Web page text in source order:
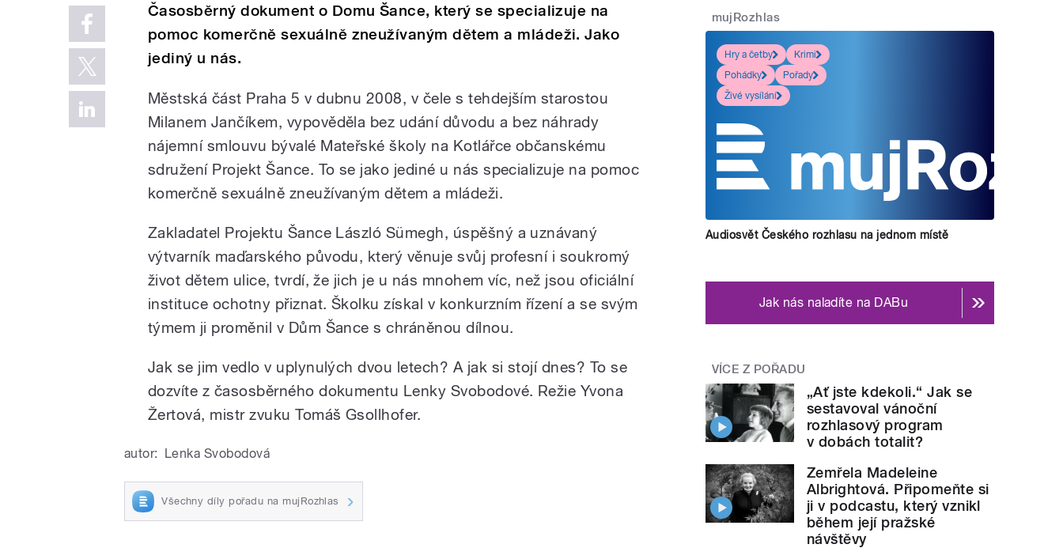
Časosběrný dokument o Domu Šance, který se specializuje na
pomoc komerčně sexuálně zneužívaným dětem a mládeži. Jako
jediný u nás.
Městská část Praha 5 v dubnu 2008, v čele s tehdejším starostou
Milanem Jančíkem, vypověděla bez udání důvodu a bez náhrady
nájemní smlouvu bývalé Mateřské školy na Kotlářce občanskému
sdružení Projekt Šance. To se jako jediné u nás specializuje na pomoc
komerčně sexuálně zneužívaným dětem a mládeži.
Zakladatel Projektu Šance László Sümegh, úspěšný a uznávaný
výtvarník maďarského původu, který věnuje svůj profesní i soukromý
život dětem ulice, tvrdí, že jich je u nás mnohem víc, než jsou oficiální
instituce ochotny přiznat. Školku získal v konkurzním řízení a se svým
týmem ji proměnil v Dům Šance s chráněnou dílnou.
Jak se jim vedlo v uplynulých dvou letech? A jak si stojí dnes? To se
dozvíte z časosběrného dokumentu Lenky Svobodové. Režie Yvona
Žertová, mistr zvuku Tomáš Gsollhofer.
autor: Lenka Svobodová
Všechny díly pořadu na mujRozhlas
mujRozhlas
Hry a četby
Krimi
Pohádky
Pořady
Živé vysílání
Audiosvět Českého rozhlasu na jednom místě
Jak nás naladíte na DABu
VÍCE Z POŘADU
„Ať jste kdekoli.“ Jak se
sestavoval vánoční
rozhlasový program
v dobách totalit?
Zemřela Madeleine
Albrightová. Připomeňte si
ji v podcastu, který vznikl
během její pražské
návštěvy